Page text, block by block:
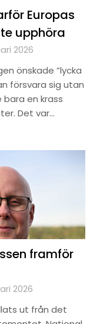
Europas
upphöra
2026
önskade ”lycka
försvara sig utan
bara en krass
Det var…
framför
2026
ut från det